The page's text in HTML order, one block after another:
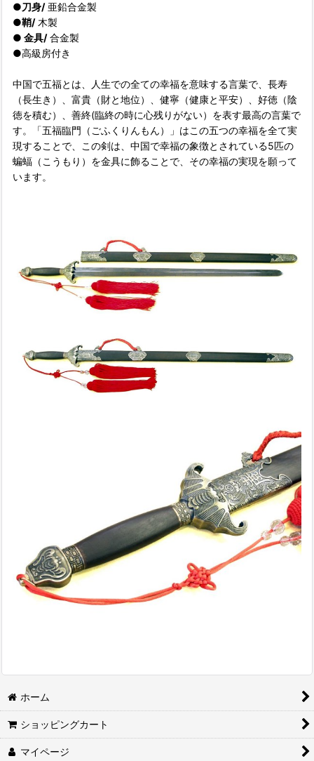
●刀身/亜鉛合金製
●鞘/木製
● 金具/合金製
●高級房付き
中国で五福とは、人生での全ての幸福を意味する言葉で、長寿
（長生き）、富貴（財と地位）、健寧（健康と平安）、好徳（陰
徳を積む）、善終(臨終の時に心残りがない）を表す最高の言葉で
す。「五福臨門（ごふくりんもん）」はこの五つの幸福を全て実
現することで、この剣は、中国で幸福の象徴とされている5匹の
蝙蝠（こうもり）を金具に飾ることで、その幸福の実現を願って
います。
ホーム
ショッピングカート
マイページ